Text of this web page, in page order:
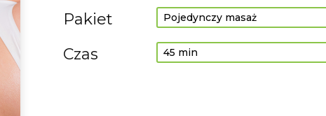
od
180 zł
do
Pakiet
Czas